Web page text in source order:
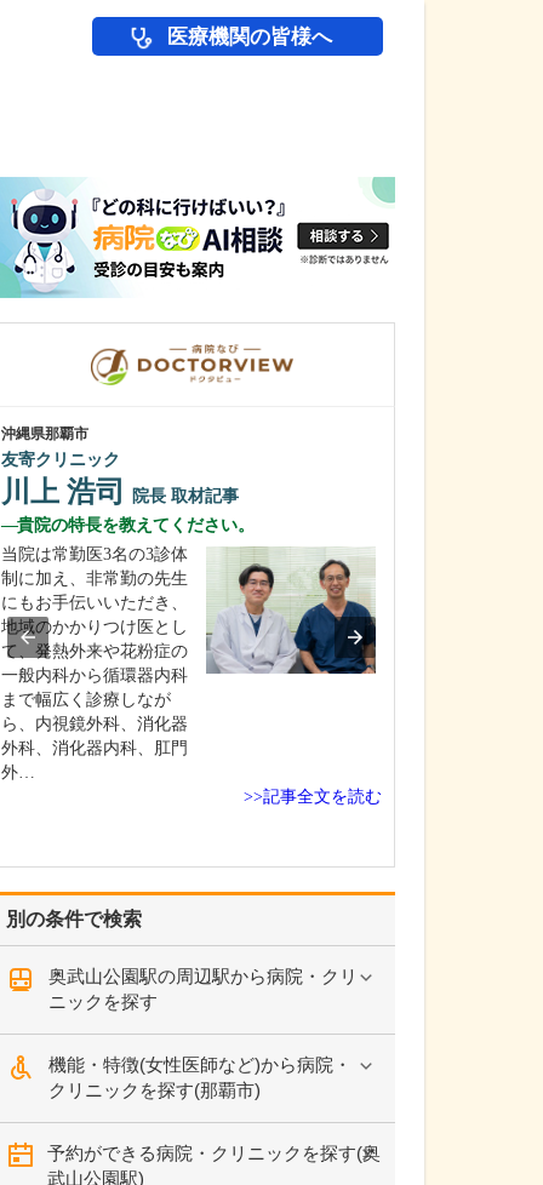
医療機関の皆様へ
別の条件で検索
奥武山公園駅の周辺駅から病院・クリ
ニックを探す
機能・特徴(女性医師など)から病院・
クリニックを探す(那覇市)
予約ができる病院・クリニックを探す(奥
武山公園駅)
沖縄県那覇市
友寄クリニック
川上 浩司 院長 取材記事
貴院の特長を教えてください。
当院は常勤医3名の3診体
制に加え、非常勤の先生
にもお手伝いいただき、
地域のかかりつけ医とし
て、発熱外来や花粉症の
一般内科から循環器内科
まで幅広く診療しなが
ら、内視鏡外科、消化器
外科、消化器内科、肛門
外…
>>記事全文を読む